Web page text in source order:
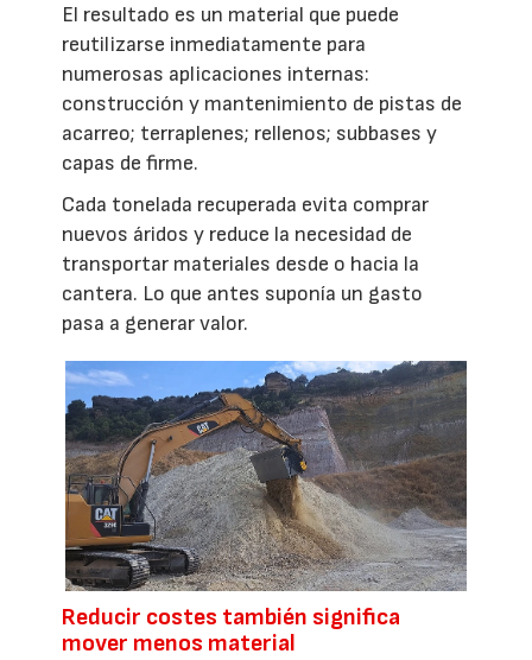
El resultado es un material que puede
reutilizarse inmediatamente para
numerosas aplicaciones internas:
construcción y mantenimiento de pistas de
acarreo; terraplenes; rellenos; subbases y
capas de firme.
Cada tonelada recuperada evita comprar
nuevos áridos y reduce la necesidad de
transportar materiales desde o hacia la
cantera. Lo que antes suponía un gasto
pasa a generar valor.
Reducir costes también significa
mover menos material